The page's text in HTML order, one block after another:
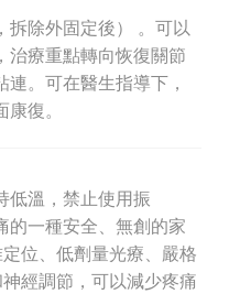
拆除外固定後） 。可以
治療重點轉向恢復關節
。可在醫生指導下，
復。
低溫，禁止使用振
的一種安全、無創的家
位、低劑量光療、嚴格
經調節，可以減少疼痛